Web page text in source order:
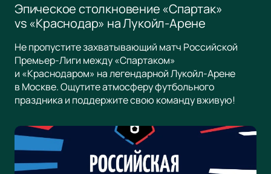
Эпическое столкновение «Спартак»
vs «Краснодар» на Лукойл-Арене
Не пропустите захватывающий матч Российской
Премьер-Лиги между «Спартаком»
и «Краснодаром» на легендарной Лукойл-Арене
в Москве. Ощутите атмосферу футбольного
праздника и поддержите свою команду вживую!